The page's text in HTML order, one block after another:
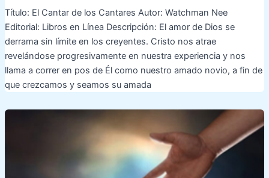
Título: El Cantar de los Cantares Autor: Watchman Nee
Editorial: Libros en Línea Descripción: El amor de Dios se
derrama sin límite en los creyentes. Cristo nos atrae
revelándose progresivamente en nuestra experiencia y nos
llama a correr en pos de Él como nuestro amado novio, a fin de
que crezcamos y seamos su amada